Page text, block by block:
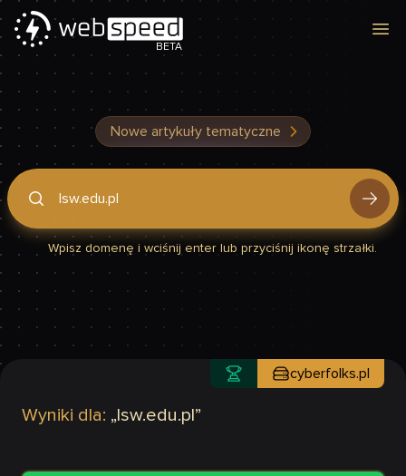
BETA
Nowe artykuły tematyczne
Podaj domenę, by sprawdzić, czy Twoja strona jest szybka
Wpisz domenę i wciśnij enter lub przyciśnij ikonę strzałki.
Wyniki dla: „ lsw.edu.pl ”
cyberfolks.pl